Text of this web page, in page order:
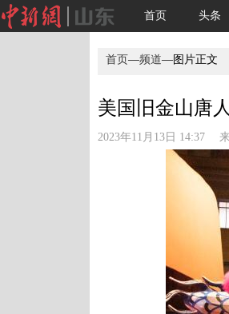
首页 头条
首页—频道—图片正文
美国旧金山唐
2023年11月13日 14:37 来